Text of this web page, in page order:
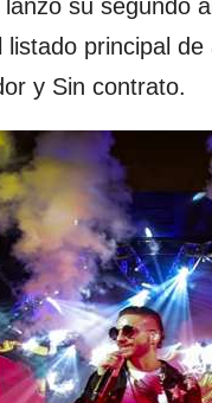
su segundo
principal
y Sin contrato.